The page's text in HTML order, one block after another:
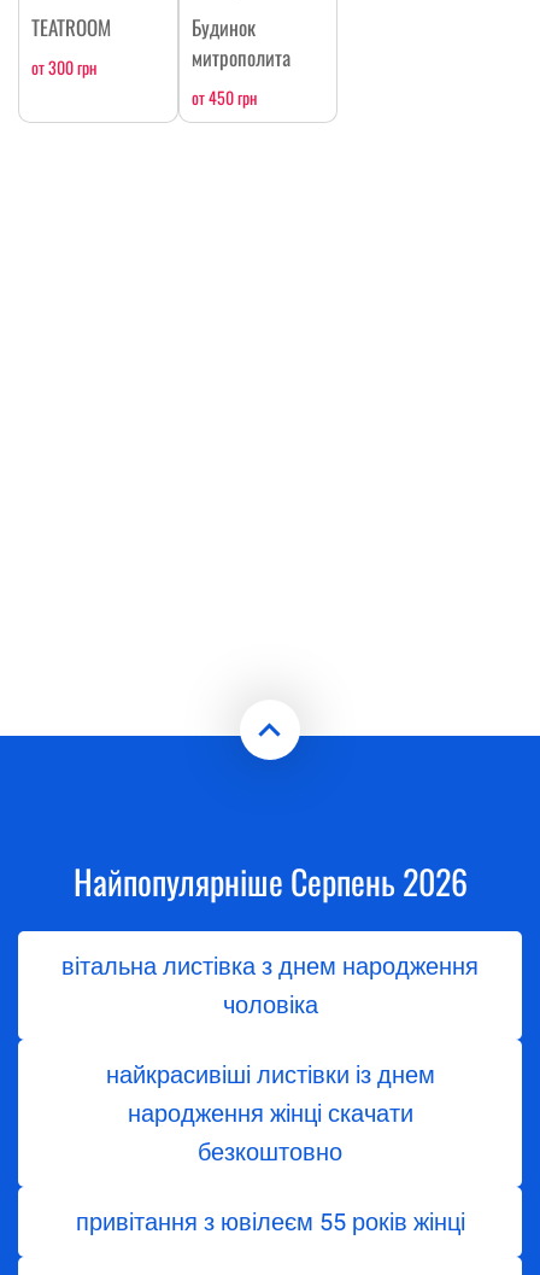
TEATROOM
от 300 грн
Будинок
митрополита
от 450 грн
Найпопулярніше Серпень 2026
вітальна листівка з днем народження
чоловіка
найкрасивіші листівки із днем
народження жінці скачати
безкоштовно
привітання з ювілеєм 55 років жінці